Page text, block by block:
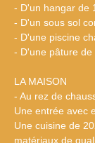
- D'un hangar de
- D'un sous sol
- D'une piscine
- D'une pâture de
LA MAISON
- Au rez de
Une entrée avec
Une cuisine de
matériaux de